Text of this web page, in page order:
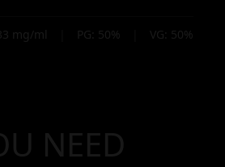
mg/ml PG: 50% VG: 50%
NEED